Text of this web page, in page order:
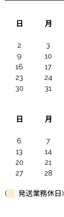
日
月
2
3
9
10
16
17
23
24
30
31
日
月
6
7
13
14
20
21
27
28
( 発送業務休日)